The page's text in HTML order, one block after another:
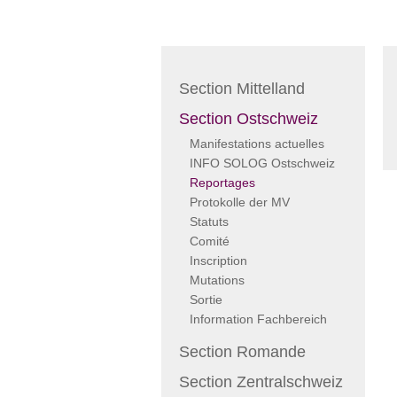
Section Mittelland
Section Ostschweiz
Manifestations actuelles
INFO SOLOG Ostschweiz
Reportages
Protokolle der MV
Statuts
Comité
Inscription
Mutations
Sortie
Information Fachbereich
Section Romande
Section Zentralschweiz